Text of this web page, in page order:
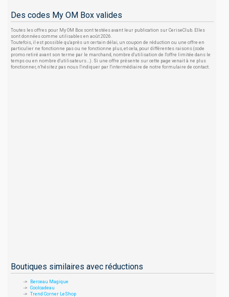
Des codes My OM Box valides
Toutes les offres pour My OM Box sont testées avant leur publication sur CeriseClub. Elles
sont données comme utilisables en août 2026.
Toutefois, il est possible qu'après un certain délai, un coupon de réduction ou une offre en
particulier ne fonctionne pas ou ne fonctionne plus, et cela, pour différentes raisons (code
promo retiré avant son terme par le marchand, nombre d'utilisation de l'offre limitée dans le
temps ou en nombre d'utilisateurs...). Si une offre présente sur cette page venait à ne plus
fonctionner, n'hésitez pas nous l'indiquer par l'intermédiaire de notre formulaire de contact.
Boutiques similaires avec réductions
Berceau Magique
Coolcadeau
Trend Corner LeShop